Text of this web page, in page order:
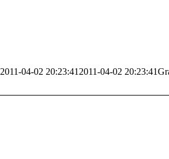
2011-04-02 20:23:41 2011-04-02 20:23:41